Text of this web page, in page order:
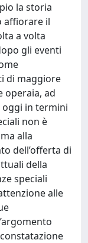
la storia
affiorare il
a volta
gli eventi
di maggiore
operaia, ad
oggi in termini
non è
alla
dell’offerta di
della
speciali
alle